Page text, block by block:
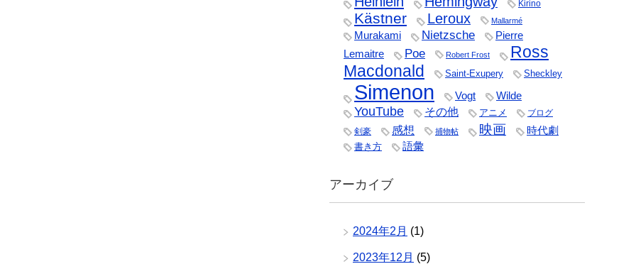
Kirino
Kästner Leroux Mallarmé
Murakami Nietzsche
Pierre
Lemaitre
Poe Robert Frost
Ross
Macdonald
Saint-Exupery Sheckley
Simenon Vogt Wilde
YouTube その他 アニメ
ブログ
剣豪
感想 捕物帖 映画 時代劇
書き方 語彙
アーカイブ
2024年2月 (1)
2023年12月 (5)